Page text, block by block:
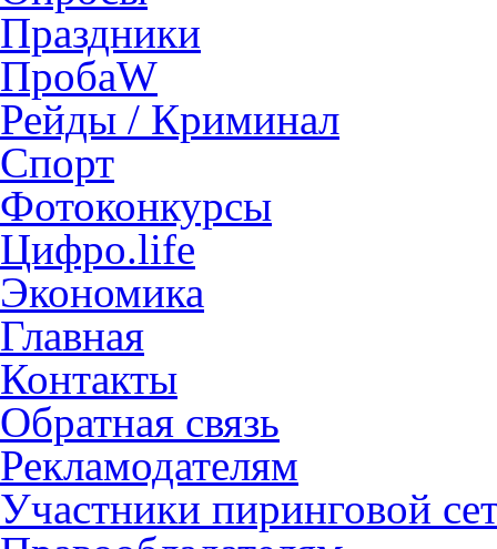
Праздники
ПробаW
Рейды / Криминал
Спорт
Фотоконкурсы
Цифро.life
Экономика
Главная
Контакты
Обратная связь
Рекламодателям
Участники пиринговой